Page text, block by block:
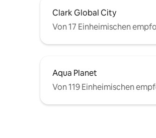
Clark Global City
Von 17 Einheimischen
Aqua Planet
Von 119 Einheimischen